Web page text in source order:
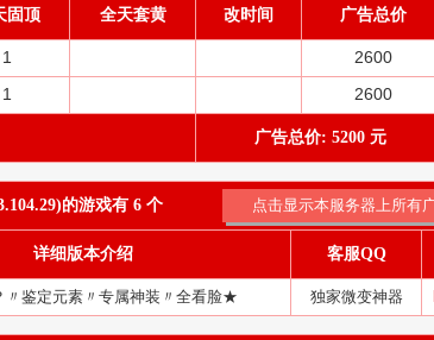
固顶 全天套黄 改时间 广告总价
1
2600
1 2600
广告总价: 5200 元
的游戏有 6 个
详细版本介绍 客服QQ
鉴定元素〃专属神装〃全看脸★ 独家微变神器